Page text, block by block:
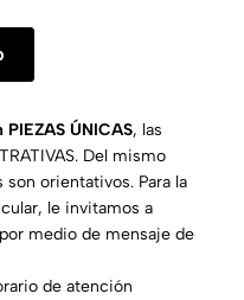
ÚNICAS, las
Del mismo
orientativos. Para la
le invitamos a
medio de mensaje de
de atención